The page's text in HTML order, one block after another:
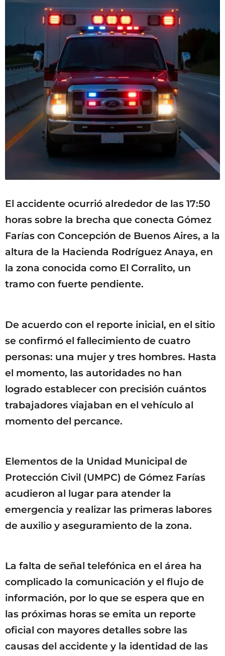
El accidente ocurrió alrededor de las 17:50
horas sobre la brecha que conecta Gómez
Farías con Concepción de Buenos Aires, a la
altura de la Hacienda Rodríguez Anaya, en
la zona conocida como El Corralito, un
tramo con fuerte pendiente.
De acuerdo con el reporte inicial, en el sitio
se confirmó el fallecimiento de cuatro
personas: una mujer y tres hombres. Hasta
el momento, las autoridades no han
logrado establecer con precisión cuántos
trabajadores viajaban en el vehículo al
momento del percance.
Elementos de la Unidad Municipal de
Protección Civil (UMPC) de Gómez Farías
acudieron al lugar para atender la
emergencia y realizar las primeras labores
de auxilio y aseguramiento de la zona.
La falta de señal telefónica en el área ha
complicado la comunicación y el flujo de
información, por lo que se espera que en
las próximas horas se emita un reporte
oficial con mayores detalles sobre las
causas del accidente y la identidad de las